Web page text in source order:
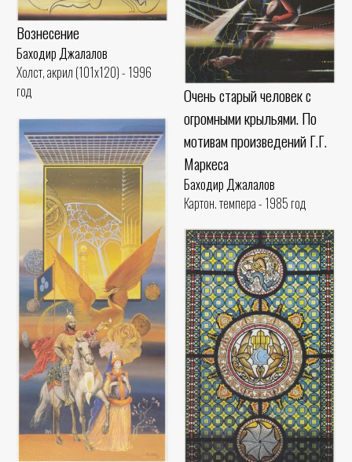
Вознесение
Баходир Джалалов
Холст, акрил (101x120) - 1996
год
Очень старый человек с
огромными крыльями. По
мотивам произведений Г.Г.
Маркеса
Баходир Джалалов
Картон. темпера - 1985 год